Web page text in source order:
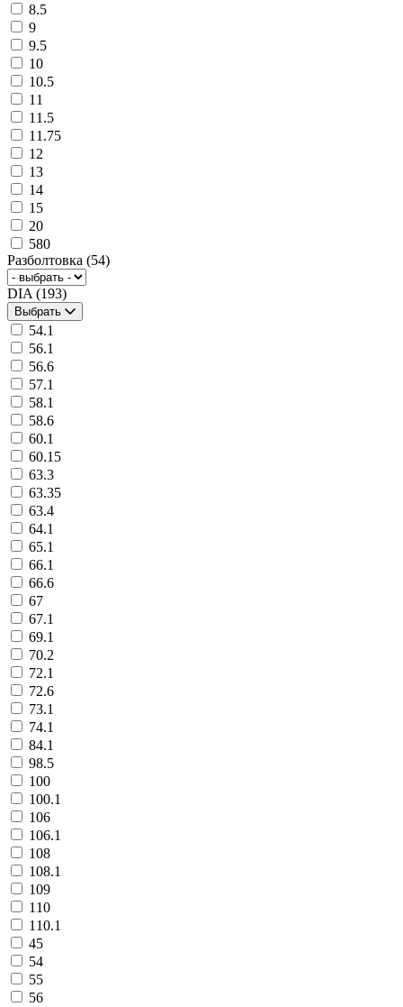
8.5
9
9.5
10
10.5
11
11.5
11.75
12
13
14
15
20
580
Разболтовка (54)
DIA (193)
Выбрать
54.1
56.1
56.6
57.1
58.1
58.6
60.1
60.15
63.3
63.35
63.4
64.1
65.1
66.1
66.6
67
67.1
69.1
70.2
72.1
72.6
73.1
74.1
84.1
98.5
100
100.1
106
106.1
108
108.1
109
110
110.1
45
54
55
56